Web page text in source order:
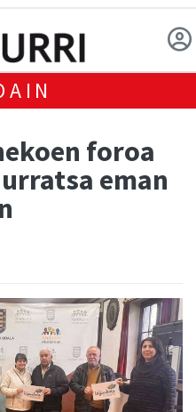
foroa
eman